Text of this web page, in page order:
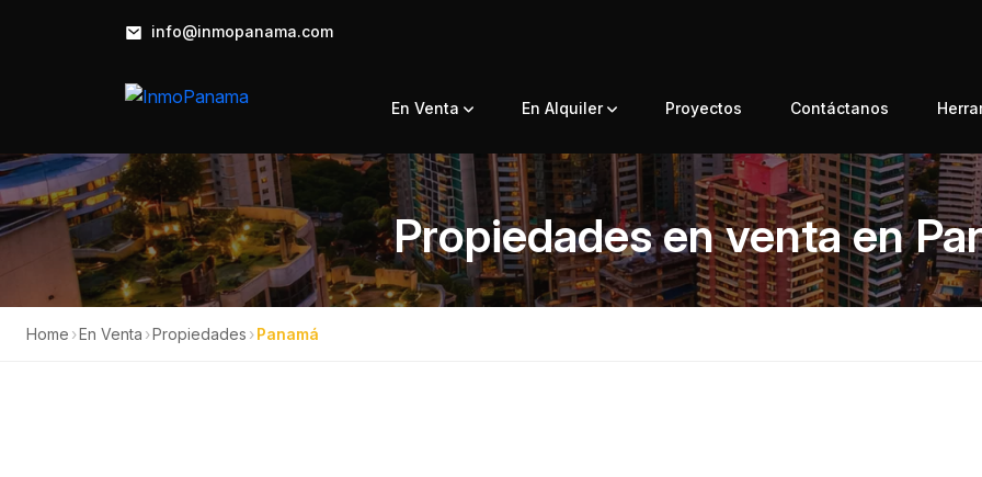
info@inmopanama.com
En Venta En Alquiler Proyectos Contáctanos
Propiedades en venta en
Home ›En Venta ›Propiedades ›Panamá